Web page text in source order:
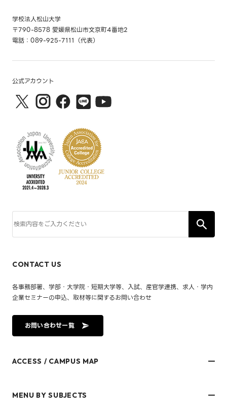
学校法人松山大学
〒790-8578 愛媛県松山市文京町4番地2
電話：089-925-7111（代表）
公式アカウント
CONTACT US
各事務部署、学部・大学院・短期大学等、入試、産官学連携、求人・学内
企業セミナーの申込、取材等に関するお問い合わせ
お問い合わせ一覧
ACCESS / CAMPUS MAP
御幸キャンパス(運動施設)
MENU BY SUBJECTS